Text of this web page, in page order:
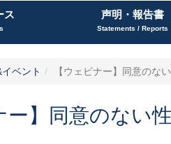
ス 声明・報告書
Statements / Reports
ベント 【ウェビナー】同意のな
ー】同意のない